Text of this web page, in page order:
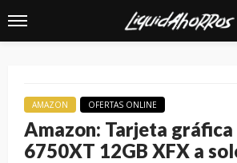
AMAZON OFERTAS ONLINE
Amazon: Tarjeta gráfica
6750XT 12GB XFX a